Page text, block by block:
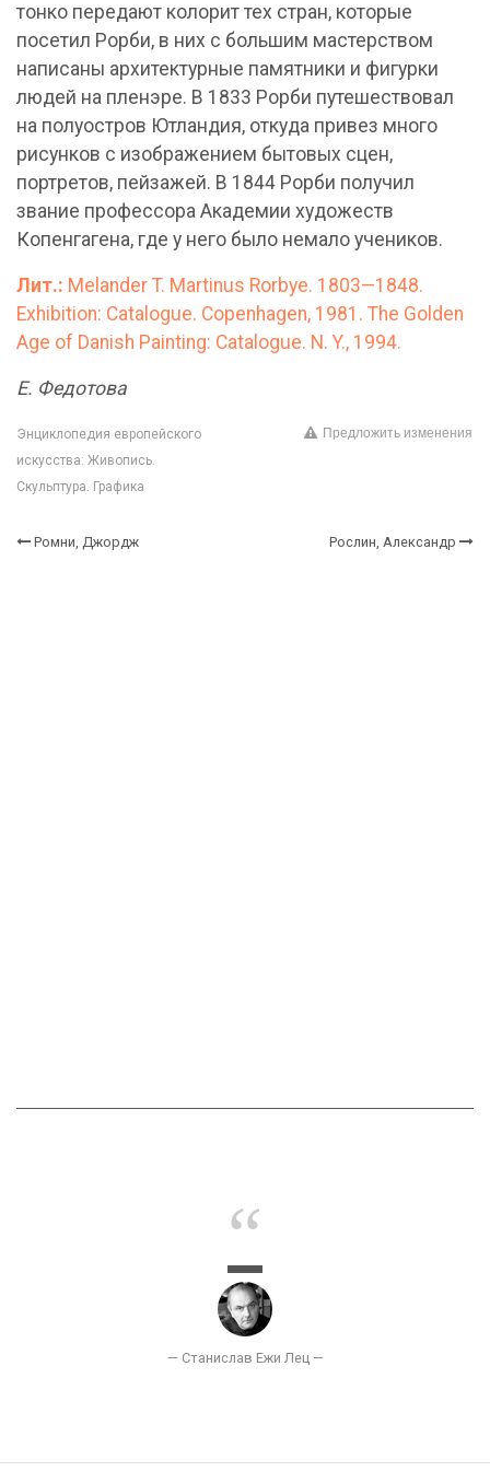
тонко передают колорит тех стран, которые
посетил Рорби, в них с большим мастерством
написаны архитектурные памятники и фигурки
людей на пленэре. В 1833 Рорби путешествовал
на полуостров Ютландия, откуда привез много
рисунков с изображением бытовых сцен,
портретов, пейзажей. В 1844 Рорби получил
звание профессора Академии художеств
Копенгагена, где у него было немало учеников.
Лит.: Melander T. Martinus Rorbye. 1803—1848.
Exhibition: Catalogue. Copenhagen, 1981. The Golden
Age of Danish Painting: Catalogue. N. Y., 1994.
Е. Федотова
Энциклопедия европейского
искусства: Живопись.
Скульптура. Графика
Предложить изменения
Ромни, Джордж Рослин, Александр